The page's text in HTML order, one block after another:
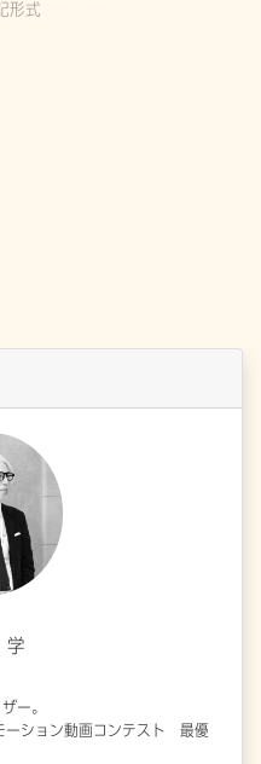
形式
学
ー。
ション動画コンテスト 最優